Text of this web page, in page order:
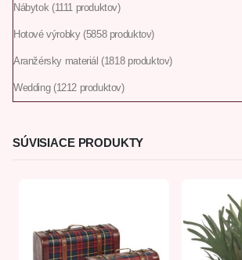
Nábytok 1111 produktov
Hotové výrobky 5858 produktov
Aranžérsky materiál 1818 produktov
Wedding 1212 produktov
SÚVISIACE PRODUKTY